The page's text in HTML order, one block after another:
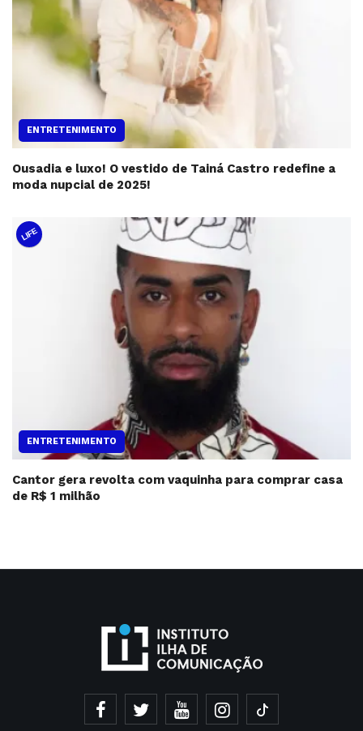
ENTRETENIMENTO
Ousadia e luxo! O vestido de Tainá Castro redefine a
moda nupcial de 2025!
LIFE
ENTRETENIMENTO
Cantor gera revolta com vaquinha para comprar casa
de R$ 1 milhão